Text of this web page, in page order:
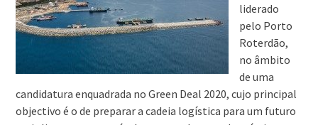
liderado
pelo Porto
Roterdão,
no âmbito
de uma
candidatura enquadrada no Green Deal 2020, cujo principal
objectivo é o de preparar a cadeia logística para um futuro